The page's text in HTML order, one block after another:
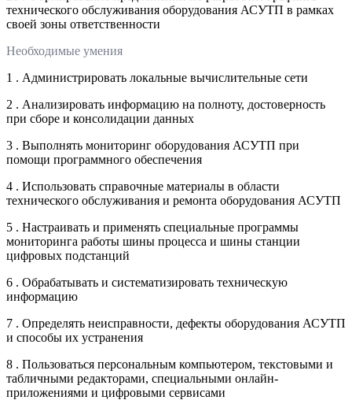
технического обслуживания оборудования АСУТП в рамках
своей зоны ответственности
Необходимые умения
1 . Администрировать локальные вычислительные сети
2 . Анализировать информацию на полноту, достоверность
при сборе и консолидации данных
3 . Выполнять мониторинг оборудования АСУТП при
помощи программного обеспечения
4 . Использовать справочные материалы в области
технического обслуживания и ремонта оборудования АСУТП
5 . Настраивать и применять специальные программы
мониторинга работы шины процесса и шины станции
цифровых подстанций
6 . Обрабатывать и систематизировать техническую
информацию
7 . Определять неисправности, дефекты оборудования АСУТП
и способы их устранения
8 . Пользоваться персональным компьютером, текстовыми и
табличными редакторами, специальными онлайн-
приложениями и цифровыми сервисами